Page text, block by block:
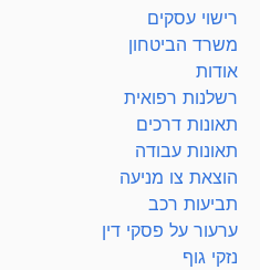
רישוי עסקים
משרד הביטחון
אודות
רשלנות רפואית
תאונות דרכים
תאונות עבודה
הוצאת צו מניעה
תביעות רכב
ערעור על פסקי דין
נזקי גוף